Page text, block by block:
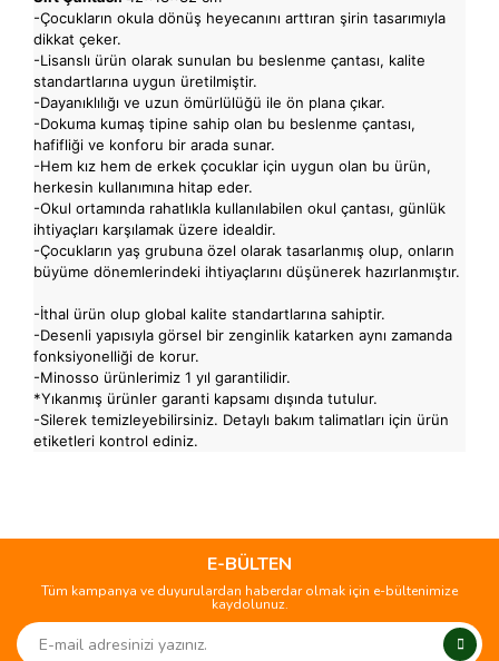
-Çocukların okula dönüş heyecanını arttıran şirin tasarımıyla
dikkat çeker.
-Lisanslı ürün olarak sunulan bu beslenme çantası, kalite
standartlarına uygun üretilmiştir.
-Dayanıklılığı ve uzun ömürlülüğü ile ön plana çıkar.
-Dokuma kumaş tipine sahip olan bu beslenme çantası,
hafifliği ve konforu bir arada sunar.
-Hem kız hem de erkek çocuklar için uygun olan bu ürün,
herkesin kullanımına hitap eder.
-Okul ortamında rahatlıkla kullanılabilen okul çantası, günlük
ihtiyaçları karşılamak üzere idealdir.
-Çocukların yaş grubuna özel olarak tasarlanmış olup, onların
büyüme dönemlerindeki ihtiyaçlarını düşünerek hazırlanmıştır.
-İthal ürün olup global kalite standartlarına sahiptir.
-Desenli yapısıyla görsel bir zenginlik katarken aynı zamanda
fonksiyonelliği de korur.
-Minosso ürünlerimiz 1 yıl garantilidir.
*Yıkanmış ürünler garanti kapsamı dışında tutulur.
-Silerek temizleyebilirsiniz. Detaylı bakım talimatları için ürün
etiketleri kontrol ediniz.
Yorum Yaz
kullanarak tarafımıza iletebilirsiniz.
Görüş ve önerileriniz için teşekkür ederiz.
Ürün açıklamasında eksik bilgiler bulunuyor.
E-BÜLTEN
Tüm kampanya ve duyurulardan haberdar olmak için e-bültenimize
kaydolunuz.